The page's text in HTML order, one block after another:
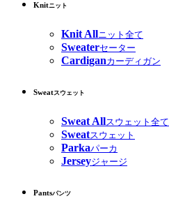
Knitニット
Knit Allニット全て
Sweaterセーター
Cardiganカーディガン
Sweatスウェット
Sweat Allスウェット全て
Sweatスウェット
Parkaパーカ
Jerseyジャージ
Pantsパンツ